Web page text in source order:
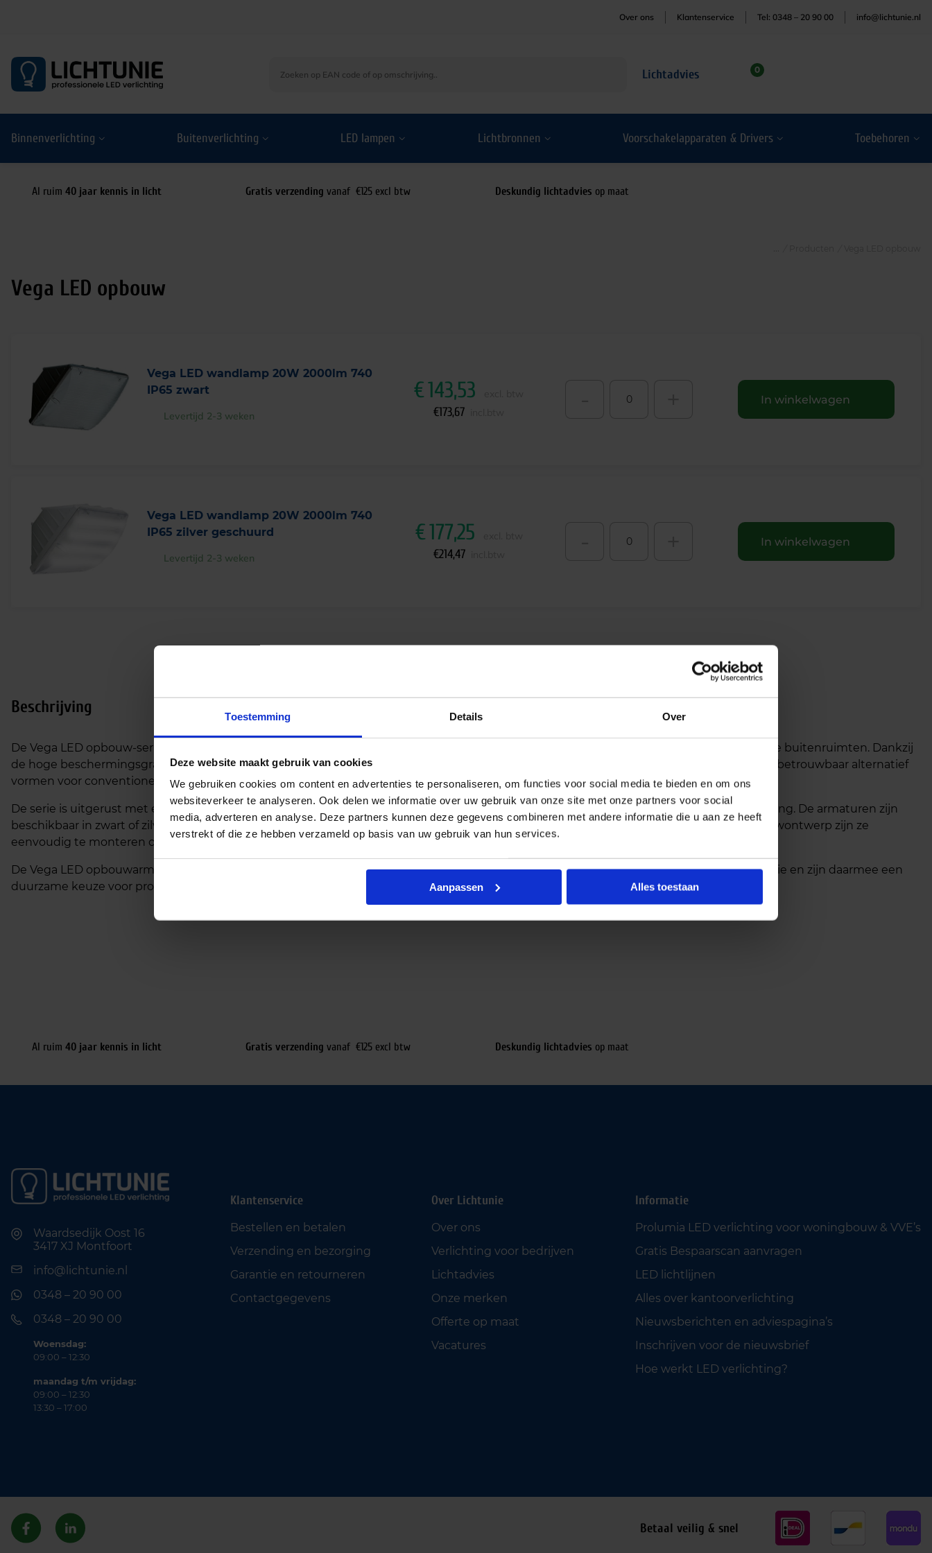
Toestemming Details Over
Deze website maakt gebruik van cookies
We gebruiken cookies om content en advertenties te personaliseren, om functies voor social media te bieden en om ons
websiteverkeer te analyseren. Ook delen we informatie over uw gebruik van onze site met onze partners voor social
media, adverteren en analyse. Deze partners kunnen deze gegevens combineren met andere informatie die u aan ze heeft
verstrekt of die ze hebben verzameld op basis van uw gebruik van hun services.
Aanpassen Alles toestaan
Over ons Klantenservice Tel: 0348 – 20 90 00 info@lichtunie.nl
Lichtadvies 0
Binnenverlichting Buitenverlichting LED lampen Lichtbronnen Voorschakelapparaten & Drivers Toebehoren
Al ruim 40 jaar kennis in licht Gratis verzending vanaf €125 excl btw Deskundig lichtadvies op maat
Vega LED opbouw
Vega LED wandlamp 20W 2000lm 740
IP65 zwart
Levertijd 2-3 weken
€143,53
€173,67
In winkelwagen
Vega LED wandlamp 20W 2000lm 740
IP65 zilver geschuurd
Levertijd 2-3 weken
€177,25
€214,47
In winkelwagen
Beschrijving
De Vega LED opbouw-serie is een robuuste en energiezuinige verlichtingsoplossing voor gevels, entrees, bergingen en andere functionele buitenruimten. Dankzij
de hoge beschermingsgraad (IP65) en slagvastheid (IK08) zijn deze armaturen bestand tegen regen, stof en vandalisme, waardoor ze een betrouwbaar alternatief
vormen voor conventionele wandarmaturen met halogeen- of hogedruklampen.
De serie is uitgerust met efficiënte LED-technologie en levert helder neutraal wit licht (4000K), geschikt voor algemene oriëntatieverlichting. De armaturen zijn
beschikbaar in zwart of zilver geschuurd en hebben een strak, tijdloos ontwerp dat past bij uiteenlopende bouwstijlen. Dankzij het opbouwontwerp zijn ze
eenvoudig te monteren op zowel nieuwe als bestaande gevels.
De Vega LED opbouwarmaturen zijn onderhoudsarm en ontworpen voor langdurig gebruik. Ze worden geleverd met 5 jaar fabrieksgarantie en zijn daarmee een
duurzame keuze voor professionele buitentoepassingen waar betrouwbaarheid en weerbestendigheid centraal staan.
Al ruim 40 jaar kennis in licht Gratis verzending vanaf €125 excl btw Deskundig lichtadvies op maat
Waardsedijk Oost 16
3417 XJ Montfoort
info@lichtunie.nl
0348 – 20 90 00
0348 – 20 90 00
Woensdag:
09:00 – 12:30
maandag t/m vrijdag:
09:00 – 12:30
13:30 – 17:00
Klantenservice
Bestellen en betalen
Verzending en bezorging
Garantie en retourneren
Contactgegevens
Over Lichtunie
Over ons
Verlichting voor bedrijven
Lichtadvies
Onze merken
Offerte op maat
Vacatures
Informatie
Prolumia LED verlichting voor woningbouw & VVE’s
Gratis Bespaarscan aanvragen
LED lichtlijnen
Alles over kantoorverlichting
Nieuwsberichten en adviespagina’s
Inschrijven voor de nieuwsbrief
Hoe werkt LED verlichting?
Betaal veilig & snel